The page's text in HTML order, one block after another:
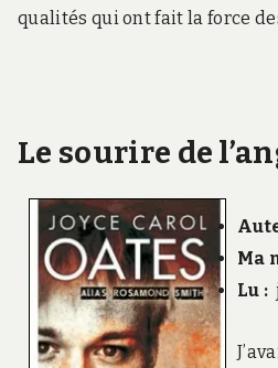
qualités qui ont fait la force
Le sourire de
Ma
Lu :